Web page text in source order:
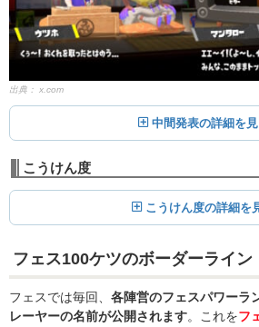
出典： x.com
中間発表の詳細を見
こうけん度
こうけん度の詳細を
フェス100ケツのボーダーライン
フェスでは毎回、 各陣営のフェスパワーラ
レーヤーの名前が公開されます。これをフ